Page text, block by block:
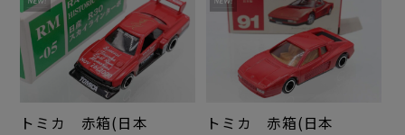
トミカ 赤箱(日本
トミカ 赤箱(日本